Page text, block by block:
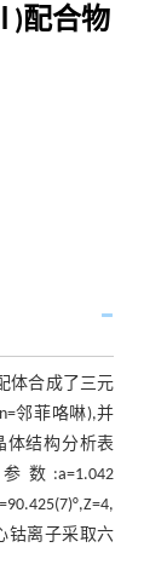
配合物
体合成了三元
邻菲咯啉),并
体结构分析表
数:a=1.042
钴离子采取六